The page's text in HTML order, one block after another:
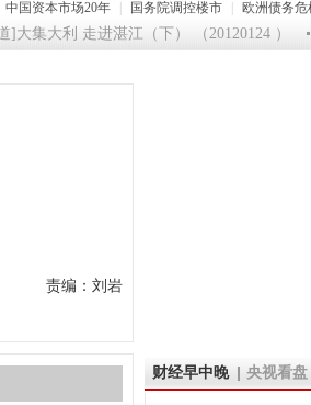
中国资本市场20年 国务院调控楼市 欧洲债务危
集大利 走进湛江（下） （20120124 ）
责编：刘岩
财经早中晚 央视看盘